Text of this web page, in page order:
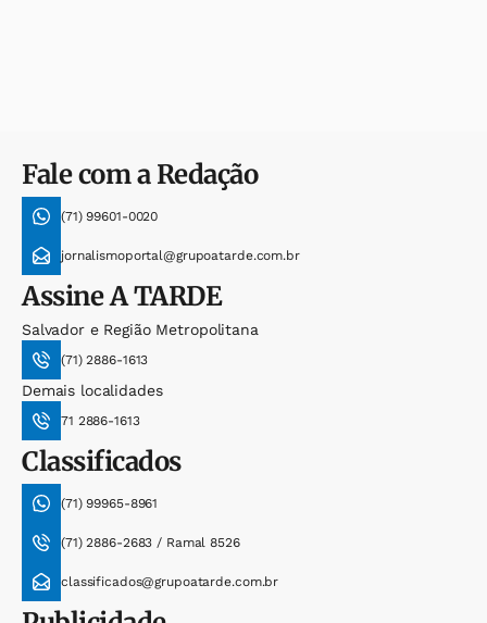
Fale com a Redação
(71) 99601-0020
jornalismoportal@grupoatarde.com.br
AssineA TARDE
Salvador e Região Metropolitana
(71) 2886-1613
Demais localidades
71 2886-1613
Classificados
(71) 99965-8961
(71) 2886-2683 / Ramal 8526
classificados@grupoatarde.com.br